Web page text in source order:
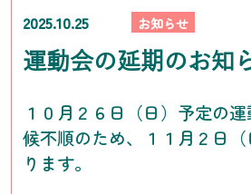
2025.10.25 お知らせ
運動会の延期のお知
１０月２６日（日）予定の
候不順のため、１１月２日
ります。